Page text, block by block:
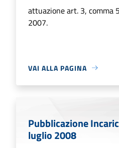
attuazione art. 3, comma
2007.
VAI ALLA PAGINA
Pubblicazione
luglio 2008